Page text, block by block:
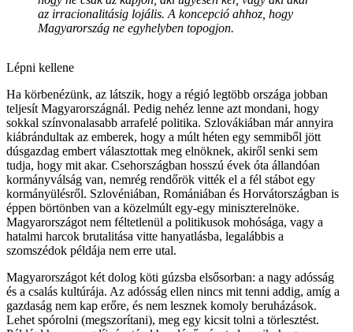
az irracionalitásig lojális. A koncepció ahhoz, hogy
Magyarország ne egyhelyben topogjon.
Lépni kellene
Ha körbenézünk, az látszik, hogy a régió legtöbb országa jobban
teljesít Magyarországnál. Pedig nehéz lenne azt mondani, hogy
sokkal színvonalasabb arrafelé politika. Szlovákiában már annyira
kiábrándultak az emberek, hogy a múlt héten egy semmiből jött
dúsgazdag embert választottak meg elnöknek, akiről senki sem
tudja, hogy mit akar. Csehországban hosszú évek óta állandóan
kormányválság van, nemrég rendőrök vitték el a fél stábot egy
kormányülésről. Szlovéniában, Romániában és Horvátországban is
éppen börtönben van a közelmúlt egy-egy miniszterelnöke.
Magyarországot nem féltetlenül a politikusok mohósága, vagy a
hatalmi harcok brutalitása vitte hanyatlásba, legalábbis a
szomszédok példája nem erre utal.
Magyarországot két dolog köti gúzsba elsősorban: a nagy adósság
és a csalás kultúrája. Az adósság ellen nincs mit tenni addig, amíg a
gazdaság nem kap erőre, és nem lesznek komoly beruházások.
Lehet spórolni (megszorítani), meg egy kicsit tolni a törlesztést.